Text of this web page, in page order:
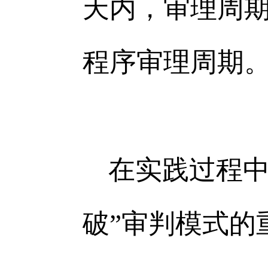
天内，审理周
程序审理周期
在实践过程
破”审判模式的